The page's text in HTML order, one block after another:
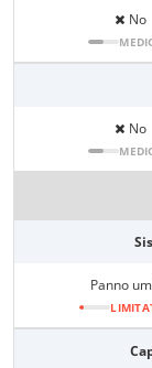
No
No
Panno